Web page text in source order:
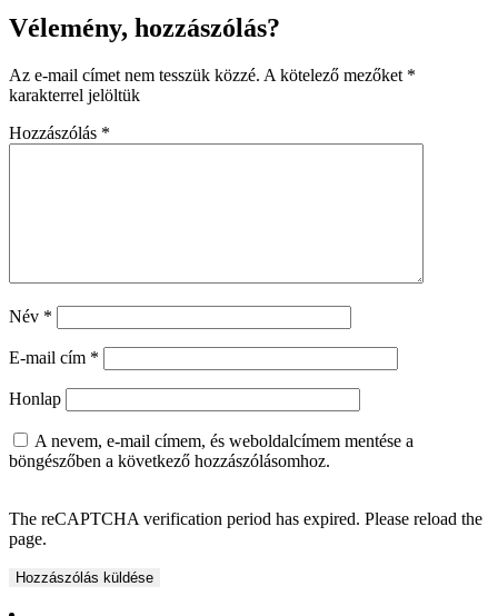
Vélemény, hozzászólás?
Az e-mail címet nem tesszük közzé. A kötelező mezőket *
karakterrel jelöltük
Hozzászólás *
Név *
E-mail cím *
Honlap
A nevem, e-mail címem, és weboldalcímem mentése a
böngészőben a következő hozzászólásomhoz.
The reCAPTCHA verification period has expired. Please reload the
page.